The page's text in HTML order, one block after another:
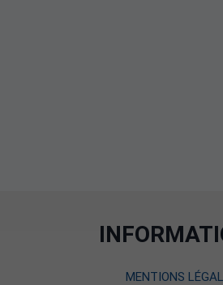
MENTIONS